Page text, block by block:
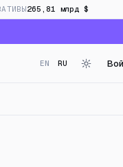
265,81 млрд $
EN RU